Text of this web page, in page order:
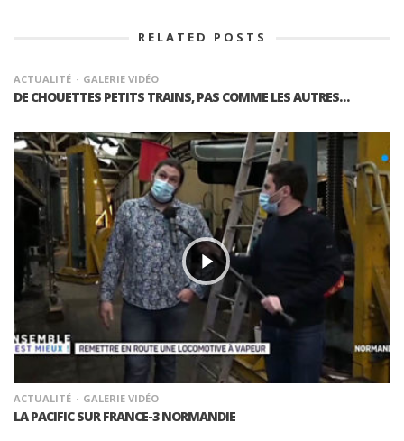
RELATED POSTS
ACTUALITÉ GALERIE VIDÉO
DE CHOUETTES PETITS TRAINS, PAS COMME LES AUTRES…
ACTUALITÉ GALERIE VIDÉO
LA PACIFIC SUR FRANCE-3 NORMANDIE